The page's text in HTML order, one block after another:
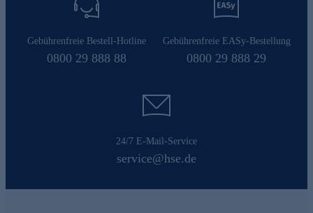
Gebührenfreie Bestell-Hotline
0800 29 888 88
Gebührenfreie EASy-Bestellung
0800 29 888 29
24/7 E-Mail-Service
service@hse.de